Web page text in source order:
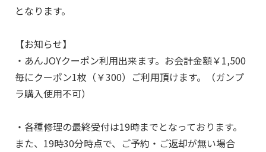
となります。
【お知らせ】
・あんJOYクーポン利用出来ます。お会計金額￥1,500
毎にクーポン1枚（￥300）ご利用頂けます。（ガンプ
ラ購入使用不可）
・各種修理の最終受付は19時までとなっております。
また、19時30分時点で、ご予約・ご返却が無い場合